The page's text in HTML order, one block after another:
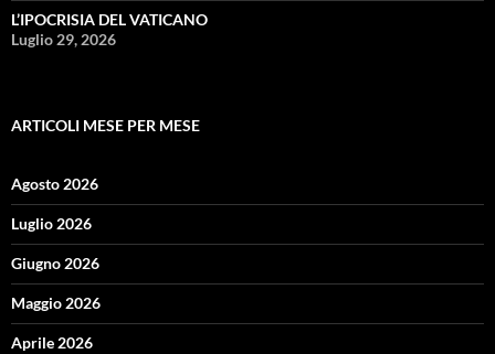
L’IPOCRISIA DEL VATICANO
Luglio 29, 2026
ARTICOLI MESE PER MESE
Agosto 2026
Luglio 2026
Giugno 2026
Maggio 2026
Aprile 2026